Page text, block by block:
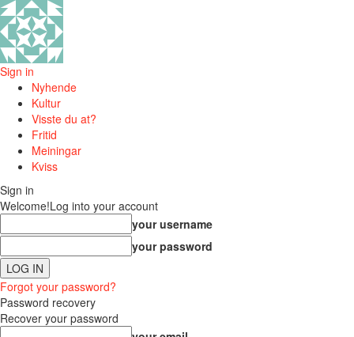
Sign in
Nyhende
Kultur
Visste du at?
Fritid
Meiningar
Kviss
Sign in
Welcome!Log into your account
your username
your password
Forgot your password?
Password recovery
Recover your password